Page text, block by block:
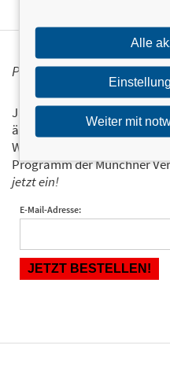
PERSONALISIERTE
Ja, ich will über interessante
ähnliche Produkte
Wir halten Sie per E-Mail auf
Programm der Münchner
jetzt ein!
E-Mail-Adresse:
Alle
Weiter mit